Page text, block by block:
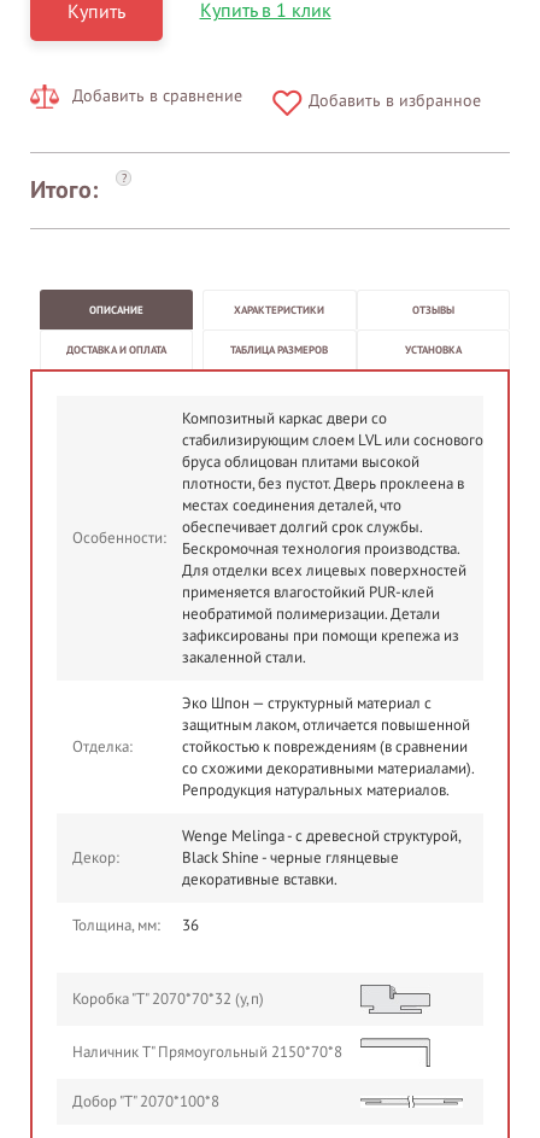
Купить Купить в 1 клик
Добавить в сравнение Добавить в избранное
Итого: ?
ОПИСАНИЕ ХАРАКТЕРИСТИКИ ОТЗЫВЫ
ДОСТАВКА И ОПЛАТА ТАБЛИЦА РАЗМЕРОВ УСТАНОВКА
Особенности:
Композитный каркас двери со
стабилизирующим слоем LVL или соснового
бруса облицован плитами высокой
плотности, без пустот. Дверь проклеена в
местах соединения деталей, что
обеспечивает долгий срок службы.
Бескромочная технология производства.
Для отделки всех лицевых поверхностей
применяется влагостойкий PUR-клей
необратимой полимеризации. Детали
зафиксированы при помощи крепежа из
закаленной стали.
Отделка:
Эко Шпон — структурный материал с
защитным лаком, отличается повышенной
стойкостью к повреждениям (в сравнении
со схожими декоративными материалами).
Репродукция натуральных материалов.
Декор:
Wenge Melinga - с древесной структурой,
Black Shine - черные глянцевые
декоративные вставки.
Толщина, мм: 36
Коробка "Т" 2070*70*32 (у,п)
Наличник Т" Прямоугольный 2150*70*8
Добор "Т" 2070*100*8